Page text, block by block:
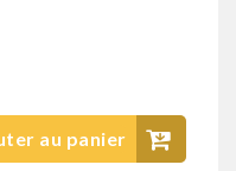
au panier